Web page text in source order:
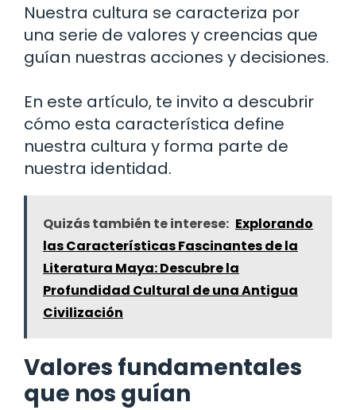
Nuestra cultura se caracteriza por
una serie de valores y creencias que
guían nuestras acciones y decisiones.
En este artículo, te invito a descubrir
cómo esta característica define
nuestra cultura y forma parte de
nuestra identidad.
Quizás también te interese: Explorando
las Características Fascinantes de la
Literatura Maya: Descubre la
Profundidad Cultural de una Antigua
Civilización
Valores fundamentales
que nos guían